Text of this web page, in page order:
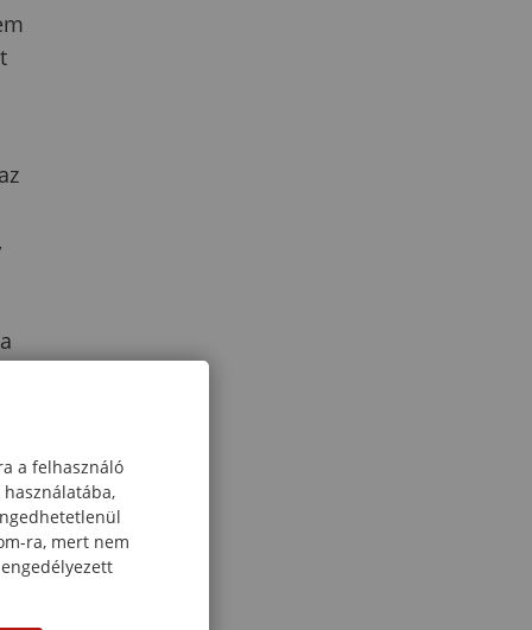
a felhasználó
ra, mert nem